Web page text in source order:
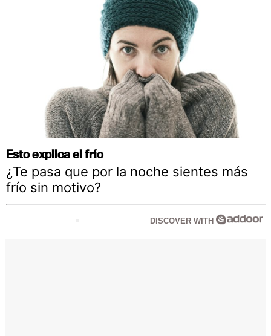
Esto explica el frío
¿Te pasa que por la noche sientes más
frío sin motivo?
DISCOVER WITH